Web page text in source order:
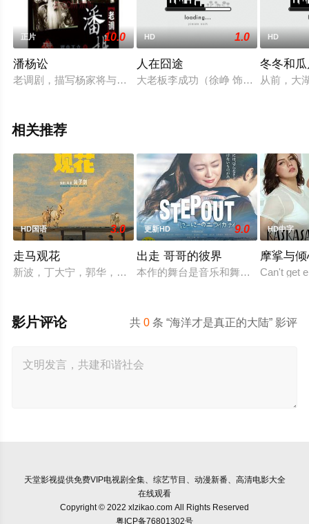
正片 10.0
潘杨讼
老调剧，描写杨家将与奸贼潘洪斗争。
HD 1.0
人在囧途
大老板李成功（徐峥 饰）遇上挤奶
HD
冬冬和
从前，大
相关推荐
HD国语 3.0
走马观花
新波，丁大宁，郭华，程一木他们毕业于同一所大学。他们和
更新HD 9.0
出走 哥哥的彼界
本作的舞台是音乐和舞蹈融入生活的
HD中字
摩挲与
Can't get
共0 条 “海洋才是真正的大陆” 影评
影片评论
天堂影视提供免费VIP电视剧全集、综艺节目、动漫新番、高清电影大全
在线观看
Copyright © 2022 xlzikao.com All Rights Reserved
粤ICP备76801302号